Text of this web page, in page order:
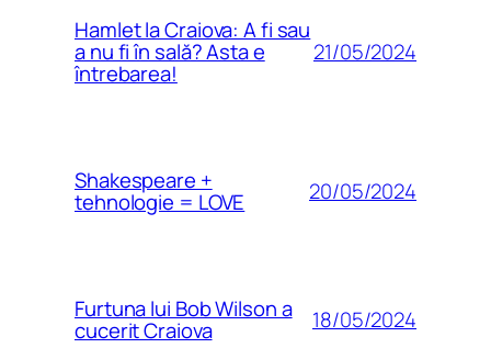
Hamlet la Craiova: A fi sau
a nu fi în sală? Asta e
întrebarea!
21/05/2024
Shakespeare +
tehnologie = LOVE 20/05/2024
Furtuna lui Bob Wilson a
cucerit Craiova 18/05/2024